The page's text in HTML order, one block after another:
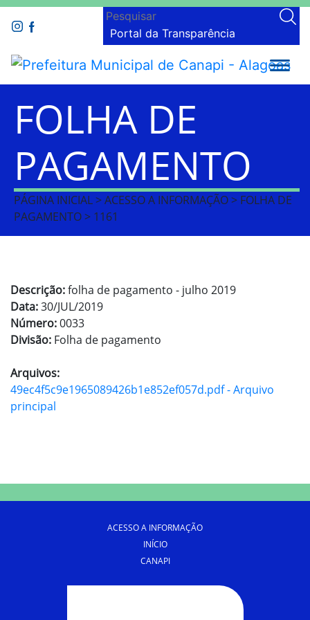
Portal da Transparência
FOLHA DE
PAGAMENTO
PÁGINA INICIAL > ACESSO A INFORMAÇÃO > FOLHA DE
PAGAMENTO > 1161
Descrição:folha de pagamento - julho 2019
Data:30/JUL/2019
Número:0033
Divisão: Folha de pagamento
Arquivos:
49ec4f5c9e1965089426b1e852ef057d.pdf - Arquivo
principal
ACESSO A INFORMAÇÃO
INÍCIO
CANAPI